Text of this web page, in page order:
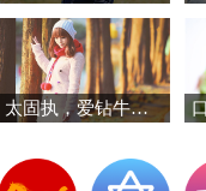
太固执，爱钻牛角的三个星座